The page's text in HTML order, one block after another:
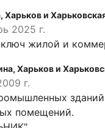
Харьков и
2025 г.
жилой и
Харьков и
г.
помещений.